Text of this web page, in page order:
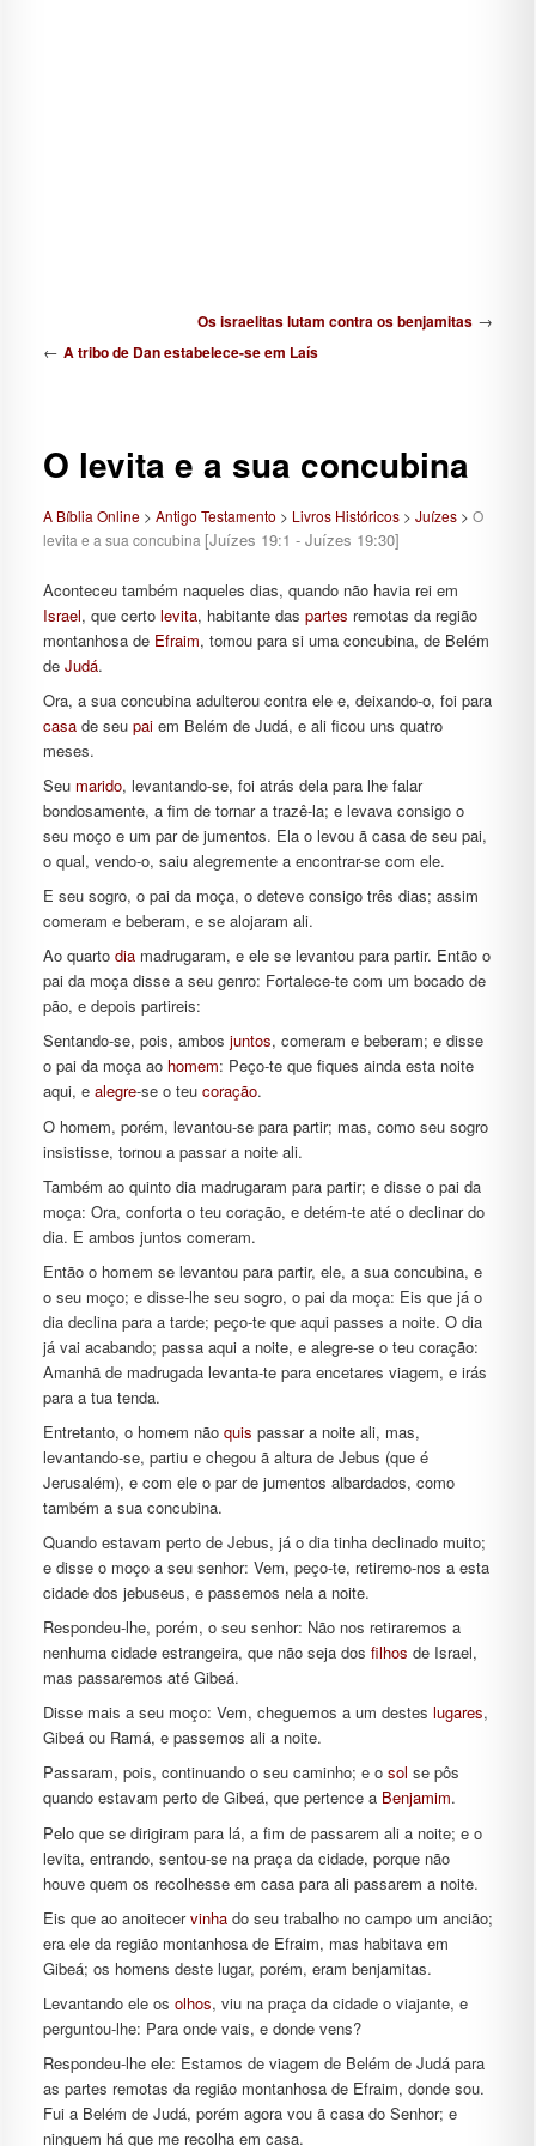
Os israelitas lutam contra os benjamitas →
← A tribo de Dan estabelece-se em Laís
O levita e a sua concubina
A Bíblia Online> Antigo Testamento > Livros Históricos> Juízes> O
levita e a sua concubina [Juízes 19:1 - Juízes 19:30]
Aconteceu também naqueles dias, quando não havia rei em
Israel, que certo levita, habitante das partes remotas da região
montanhosa de Efraim, tomou para si uma concubina, de Belém
de Judá.
Ora, a sua concubina adulterou contra ele e, deixando-o, foi para
casade seu paiem Belém de Judá, e ali ficou uns quatro
meses.
Seu marido, levantando-se, foi atrás dela para lhe falar
bondosamente, a fim de tornar a trazê-la; e levava consigo o
seu moço e um par de jumentos. Ela o levou ã casa de seu pai,
o qual, vendo-o, saiu alegremente a encontrar-se com ele.
E seu sogro, o pai da moça, o deteve consigo três dias; assim
comeram e beberam, e se alojaram ali.
Ao quarto diamadrugaram, e ele se levantou para partir. Então o
pai da moça disse a seu genro: Fortalece-te com um bocado de
pão, e depois partireis:
Sentando-se, pois, ambos juntos, comeram e beberam; e disse
o pai da moça ao homem: Peço-te que fiques ainda esta noite
aqui, e alegre-se o teu coração.
O homem, porém, levantou-se para partir; mas, como seu sogro
insistisse, tornou a passar a noite ali.
Também ao quinto dia madrugaram para partir; e disse o pai da
moça: Ora, conforta o teu coração, e detém-te até o declinar do
dia. E ambos juntos comeram.
Então o homem se levantou para partir, ele, a sua concubina, e
o seu moço; e disse-lhe seu sogro, o pai da moça: Eis que já o
dia declina para a tarde; peço-te que aqui passes a noite. O dia
já vai acabando; passa aqui a noite, e alegre-se o teu coração:
Amanhã de madrugada levanta-te para encetares viagem, e irás
para a tua tenda.
Entretanto, o homem não quis passar a noite ali, mas,
levantando-se, partiu e chegou ã altura de Jebus (que é
Jerusalém), e com ele o par de jumentos albardados, como
também a sua concubina.
Quando estavam perto de Jebus, já o dia tinha declinado muito;
e disse o moço a seu senhor: Vem, peço-te, retiremo-nos a esta
cidade dos jebuseus, e passemos nela a noite.
Respondeu-lhe, porém, o seu senhor: Não nos retiraremos a
nenhuma cidade estrangeira, que não seja dos filhos de Israel,
mas passaremos até Gibeá.
Disse mais a seu moço: Vem, cheguemos a um destes lugares,
Gibeá ou Ramá, e passemos ali a noite.
Passaram, pois, continuando o seu caminho; e o sol se pôs
quando estavam perto de Gibeá, que pertence a Benjamim.
Pelo que se dirigiram para lá, a fim de passarem ali a noite; e o
levita, entrando, sentou-se na praça da cidade, porque não
houve quem os recolhesse em casa para ali passarem a noite.
Eis que ao anoitecervinhado seu trabalho no campo um ancião;
era ele da região montanhosa de Efraim, mas habitava em
Gibeá; os homens deste lugar, porém, eram benjamitas.
Levantando ele os olhos, viu na praça da cidade o viajante, e
perguntou-lhe: Para onde vais, e donde vens?
Respondeu-lhe ele: Estamos de viagem de Belém de Judá para
as partes remotas da região montanhosa de Efraim, donde sou.
Fui a Belém de Judá, porém agora vou ã casa do Senhor; e
ninguem há que me recolha em casa.